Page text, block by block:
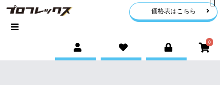
価格表はこちら
0